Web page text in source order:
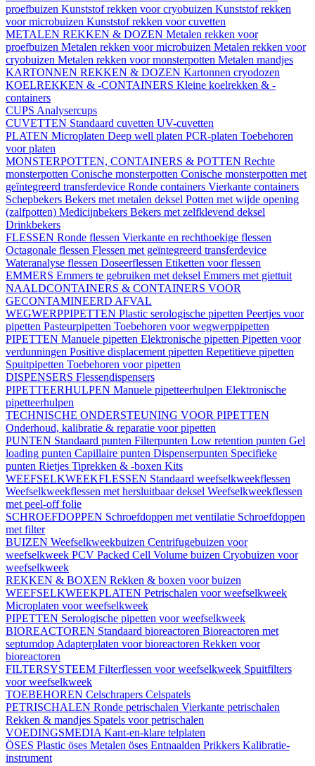
proefbuizen Kunststof rekken voor cryobuizen Kunststof rekken
voor microbuizen Kunststof rekken voor cuvetten
METALEN REKKEN & DOZEN Metalen rekken voor
proefbuizen Metalen rekken voor microbuizen Metalen rekken voor
cryobuizen Metalen rekken voor monsterpotten Metalen mandjes
KARTONNEN REKKEN & DOZEN Kartonnen cryodozen
KOELREKKEN & -CONTAINERS Kleine koelrekken & -
containers
CUPS Analysercups
CUVETTEN Standaard cuvetten UV-cuvetten
PLATEN Microplaten Deep well platen PCR-platen Toebehoren
voor platen
MONSTERPOTTEN, CONTAINERS & POTTEN Rechte
monsterpotten Conische monsterpotten Conische monsterpotten met
geïntegreerd transferdevice Ronde containers Vierkante containers
Schepbekers Bekers met metalen deksel Potten met wijde opening
(zalfpotten) Medicijnbekers Bekers met zelfklevend deksel
Drinkbekers
FLESSEN Ronde flessen Vierkante en rechthoekige flessen
Octagonale flessen Flessen met geïntegreerd transferdevice
Wateranalyse flessen Doseerflessen Etiketten voor flessen
EMMERS Emmers te gebruiken met deksel Emmers met giettuit
NAALDCONTAINERS & CONTAINERS VOOR
GECONTAMINEERD AFVAL
WEGWERPPIPETTEN Plastic serologische pipetten Peertjes voor
pipetten Pasteurpipetten Toebehoren voor wegwerppipetten
PIPETTEN Manuele pipetten Elektronische pipetten Pipetten voor
verdunningen Positive displacement pipetten Repetitieve pipetten
Spuitpipetten Toebehoren voor pipetten
DISPENSERS Flessendispensers
PIPETTEERHULPEN Manuele pipetteerhulpen Elektronische
pipetteerhulpen
TECHNISCHE ONDERSTEUNING VOOR PIPETTEN
Onderhoud, kalibratie & reparatie voor pipetten
PUNTEN Standaard punten Filterpunten Low retention punten Gel
loading punten Capillaire punten Dispenserpunten Specifieke
punten Rietjes Tiprekken & -boxen Kits
WEEFSELKWEEKFLESSEN Standaard weefselkweekflessen
Weefselkweekflessen met hersluitbaar deksel Weefselkweekflessen
met peel-off folie
SCHROEFDOPPEN Schroefdoppen met ventilatie Schroefdoppen
met filter
BUIZEN Weefselkweekbuizen Centrifugebuizen voor
weefselkweek PCV Packed Cell Volume buizen Cryobuizen voor
weefselkweek
REKKEN & BOXEN Rekken & boxen voor buizen
WEEFSELKWEEKPLATEN Petrischalen voor weefselkweek
Microplaten voor weefselkweek
PIPETTEN Serologische pipetten voor weefselkweek
BIOREACTOREN Standaard bioreactoren Bioreactoren met
septumdop Adapterplaten voor bioreactoren Rekken voor
bioreactoren
FILTERSYSTEEM Filterflessen voor weefselkweek Spuitfilters
voor weefselkweek
TOEBEHOREN Celschrapers Celspatels
PETRISCHALEN Ronde petrischalen Vierkante petrischalen
Rekken & mandjes Spatels voor petrischalen
VOEDINGSMEDIA Kant-en-klare telplaten
ÖSES Plastic öses Metalen öses Entnaalden Prikkers Kalibratie-
instrument